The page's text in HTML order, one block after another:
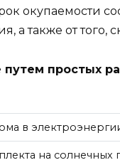
окупаемости
а также от того,
простых
в
на